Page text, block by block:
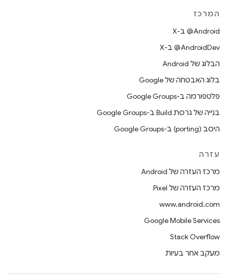
המרכז
‫‎@Android ב-X
‫‎@AndroidDev ב-X
הבלוג של Android
בלוג האבטחה של Google
פלטפורמה ב-Google Groups
בנייה של גרסת Build ב-Google Groups
היסב (porting) ב-Google Groups
עזרה
מרכז העזרה של Android
מרכז העזרה של Pixel
www.android.com
Google Mobile Services
Stack Overflow
מעקב אחר בעיות